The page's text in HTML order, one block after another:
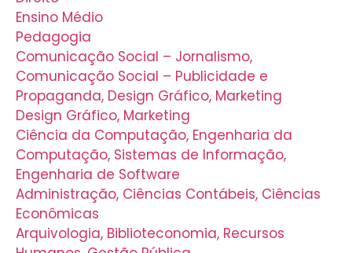
Ensino Médio
Pedagogia
Comunicação Social – Jornalismo,
Comunicação Social – Publicidade e
Propaganda, Design Gráfico, Marketing
Design Gráfico, Marketing
Ciência da Computação, Engenharia da
Computação, Sistemas de Informação,
Engenharia de Software
Administração, Ciências Contábeis, Ciências
Econômicas
Arquivologia, Biblioteconomia, Recursos